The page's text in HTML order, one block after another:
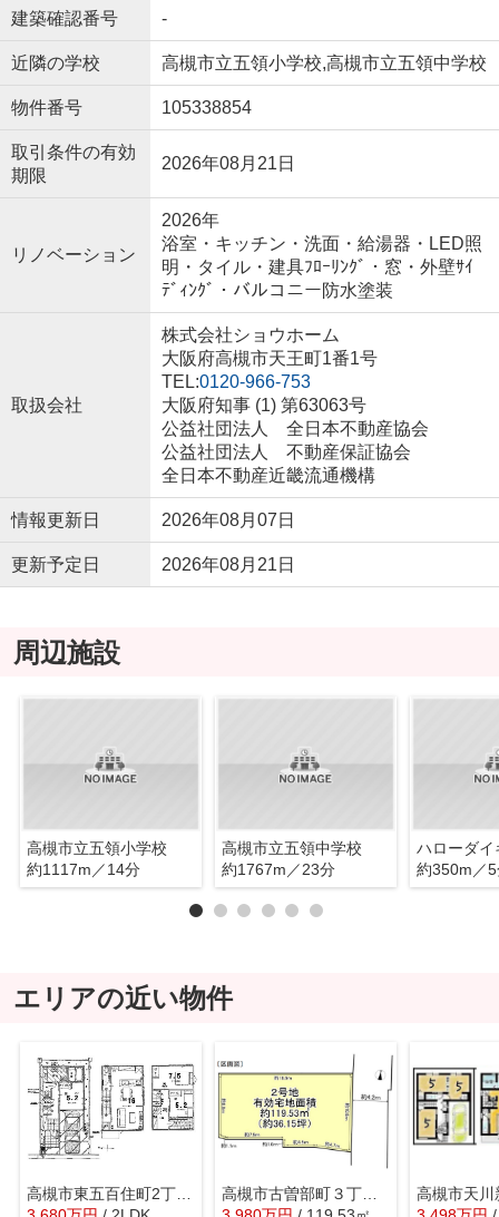
建築確認番号 -
近隣の学校 高槻市立五領小学校,高槻市立五領中学校
物件番号 105338854
取引条件の有効
期限
2026年08月21日
リノベーション
2026年
浴室・キッチン・洗面・給湯器・LED照
明・タイル・建具ﾌﾛｰﾘﾝｸﾞ・窓・外壁ｻｲ
ﾃﾞｨﾝｸﾞ・バルコニー防水塗装
取扱会社
株式会社ショウホーム
大阪府高槻市天王町1番1号
TEL:0120-966-753
大阪府知事 (1) 第63063号
公益社団法人 全日本不動産協会
公益社団法人 不動産保証協会
全日本不動産近畿流通機構
情報更新日 2026年08月07日
更新予定日 2026年08月21日
周辺施設
高槻市立五領小学校
約1117m／14分
高槻市立五領中学校
約1767m／23分
約350m／
エリアの近い物件
高槻市東五百住町2丁目 新築戸建
高槻市古曽部町３丁目 売土地